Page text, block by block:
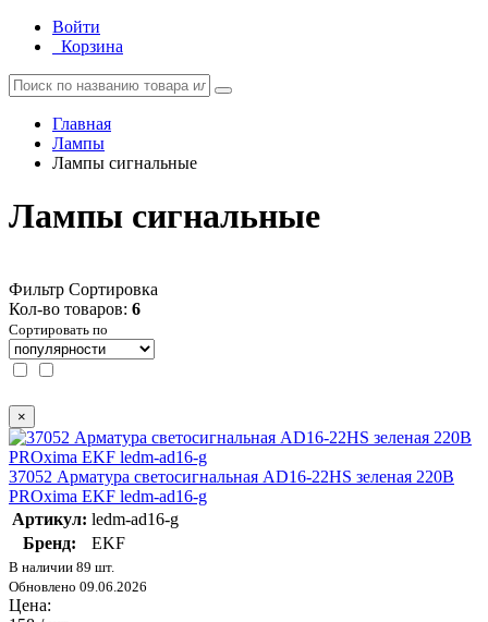
Войти
Корзина
Главная
Лампы
Лампы сигнальные
Лампы сигнальные
Фильтр Сортировка
Кол-во товаров: 6
Сортировать по
×
37052 Арматура светосигнальная AD16-22HS зеленая 220В
PROxima EKF ledm-ad16-g
Артикул: ledm-ad16-g
Бренд:
EKF
В наличии 89 шт.
Обновлено 09.06.2026
Цена: